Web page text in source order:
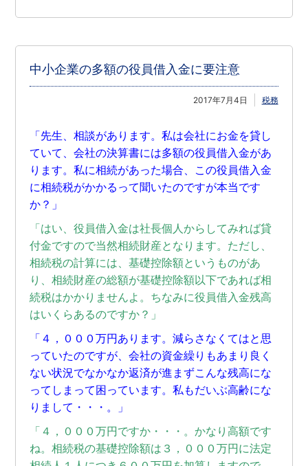
中小企業の多額の役員借入金に要注意
2017年7月4日 税務
「先生、相談があります。私は会社にお金を貸し
ていて、会社の決算書には多額の役員借入金があ
ります。私に相続があった場合、この役員借入金
に相続税がかかるって聞いたのですが本当です
か？」
「はい、役員借入金は社長個人からしてみれば貸
付金ですので当然相続財産となります。ただし、
相続税の計算には、基礎控除額というものがあ
り、相続財産の総額が基礎控除額以下であれば相
続税はかかりませんよ。ちなみに役員借入金残高
はいくらあるのですか？」
「４，０００万円あります。減らさなくてはと思
っていたのですが、会社の資金繰りもあまり良く
ない状況でなかなか返済が進まずこんな残高にな
ってしまって困っています。私もだいぶ高齢にな
りまして・・・。」
「４，０００万円ですか・・・。かなり高額です
ね。相続税の基礎控除額は３，０００万円に法定